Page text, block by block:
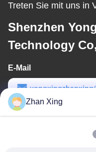
Treten Sie mit uns in
Shenzhen
Technology
E-Mail
Arbeitszeit
Zhan Xing